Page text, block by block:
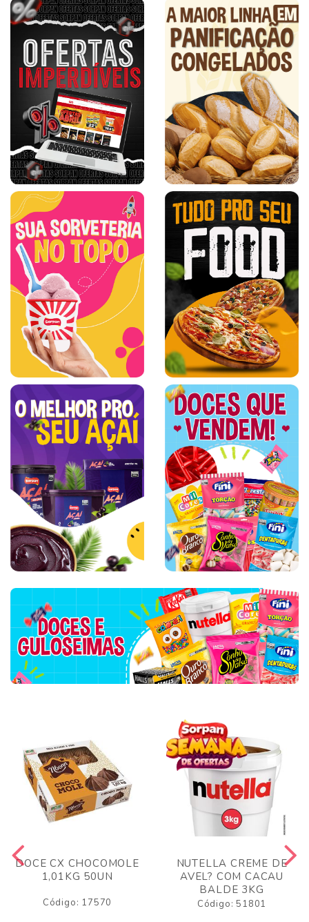
DOCE CX CHOCOMOLE
1,01KG 50UN
Código: 17570
NUTELLA CREME DE
AVEL? COM CACAU
BALDE 3KG
Código: 51801